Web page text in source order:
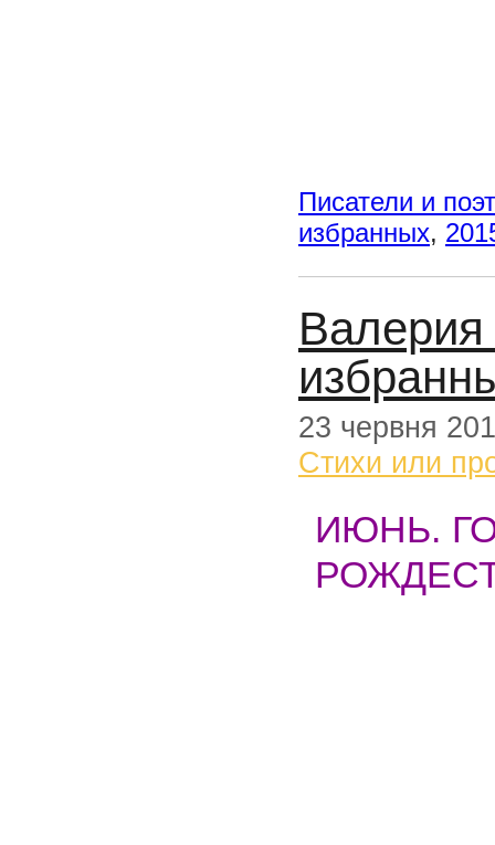
Писатели и
избранных,
23 червня
Стихи или
ИЮНЬ.